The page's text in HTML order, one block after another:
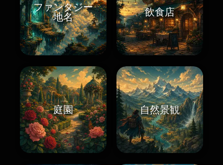
ファンタジー
地名
飲食店
庭園 自然景観